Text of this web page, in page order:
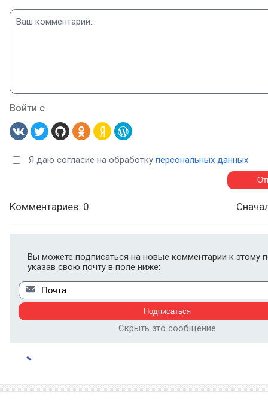
Войти с
Я даю согласие на обработку персональных данных
Комментариев: 0
Вы можете подписаться на новые комментарии к этому
указав свою почту в поле ниже:
Скрыть это сообщение